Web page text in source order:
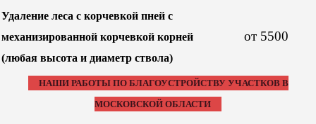
Удаление леса с корчевкой пней с
механизированной корчевкой корней
(любая высота и диаметр ствола)
от 5500
НАШИ РАБОТЫ ПО БЛАГОУСТРОЙСТВУ УЧАСТКОВ В
МОСКОВСКОЙ ОБЛАСТИ